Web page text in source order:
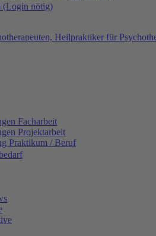
(Login nötig)
Facharbeit
Projektarbeit
Praktikum / Beruf